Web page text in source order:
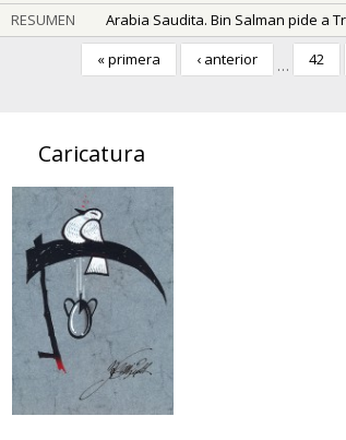
RESUMEN
Arabia Saudita. Bin Salman pide a
« primera
‹ anterior … 42
Caricatura